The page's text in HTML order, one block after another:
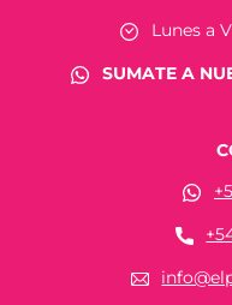
Lunes a
SUMATE A